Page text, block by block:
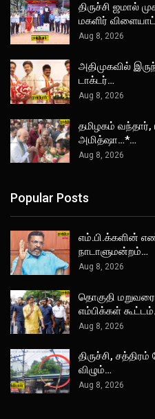
திருச்சி ஜமால்
மகளிர்
Aug 8, 2026
அதிமுகவில்
டாக்டர்…
Aug 8, 2026
தமிழகம்
அமித்ஷா…*…
Aug 8, 2026
Popular Posts
எம்.பி.க்களின்
நாடாளுமன்றம்…
Aug 8, 2026
தொகுதி
எம்பிக்கள்
Aug 8, 2026
திருச்சி,
விழும்…
Aug 8, 2026